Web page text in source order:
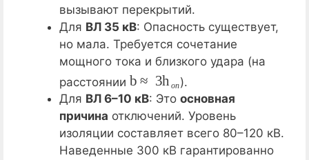
вызывают перекрытий.
Для ВЛ 35 кВ: Опасность существует,
но мала. Требуется сочетание
мощного тока и близкого удара (на
расстоянии
оп
b 3h п
).
Для ВЛ 6–10 кВ: Это основная
причина отключений. Уровень
изоляции составляет всего 80–120 кВ.
Наведенные 300 кВ гарантированно